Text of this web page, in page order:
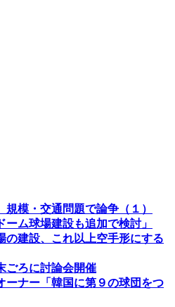
模・交通問題で論争（１）
ーム球場建設も追加で検討」
の建設、これ以上空手形にする
ごろに討論会開催
ーナー「韓国に第９の球団をつ